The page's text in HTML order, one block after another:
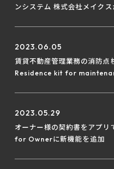
ンシステム 株式会社メイク
2023.06.05
賃貸不動産管理業務の消防点
Residence kit for
2023.05.29
オーナー様の契約書をアプ
for Ownerに新機能を追加